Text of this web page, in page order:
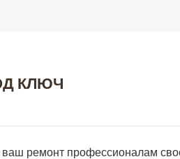
КЛЮЧ
ваш ремонт профессионалам